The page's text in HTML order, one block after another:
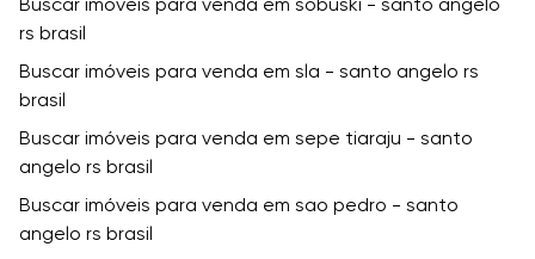
rs brasil
Buscar imóveis para venda em sla - santo angelo rs
brasil
Buscar imóveis para venda em sepe tiaraju - santo
angelo rs brasil
Buscar imóveis para venda em sao pedro - santo
angelo rs brasil